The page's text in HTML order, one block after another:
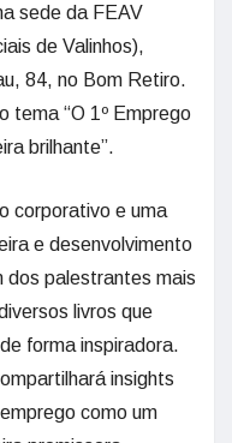
sede da FEAV
de Valinhos),
84, no Bom Retiro.
tema “O 1º Emprego
brilhante”.
corporativo e uma
e desenvolvimento
dos palestrantes mais
livros que
forma inspiradora.
insights
como um